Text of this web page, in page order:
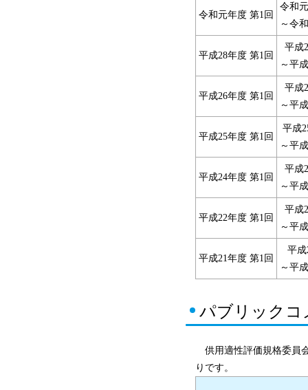
令和元年度 第1回
令和
～令
平成28年度 第1回
平成
～平
平成26年度 第1回
平成
～平
平成25年度 第1回
平成
～平
平成24年度 第1回
平成
～平
平成22年度 第1回
平成
～平
平成21年度 第1回
平成
～平
パブリックコ
供用適性評価規格委員
りです。